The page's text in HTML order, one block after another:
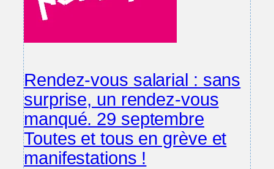
Rendez-vous salarial : sans
surprise, un rendez-vous
manqué. 29 septembre
Toutes et tous en grève et
manifestations !